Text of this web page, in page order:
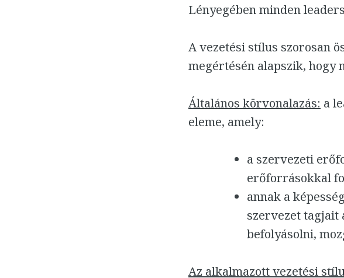
Lényegében minden
A vezetési stílus szorosan
megértésén alapszik, hogy
Általános körvonalazás: a
eleme, amely:
a szervezeti
erőforrásokkal
annak a
szervezet tagjait
befolyásolni,
Az alkalmazott vezetési